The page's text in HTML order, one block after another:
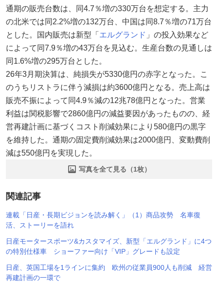
通期の販売台数は、同4.7％増の330万台を想定する。主力
の北米では同2.2%増の132万台、中国は同8.7％増の71万台
とした。国内販売は新型「 エルグランド 」の投入効果など
によって同7.9％増の43万台を見込む。生産台数の見通しは
同1.6%増の295万台とした。
26年3月期決算は、純損失が5330億円の赤字となった。こ
のうちリストラに伴う減損は約3600億円となる。売上高は
販売不振によって同4.9％減の12兆78億円となった。営業
利益は関税影響で2860億円の減益要因があったものの、経
営再建計画に基づくコスト削減効果により580億円の黒字
を維持した。通期の固定費削減効果は2000億円、変動費削
減は550億円を実現した。
写真を全て見る（1枚）
関連記事
連載「日産・長期ビジョンを読み解く」（1）商品攻勢 名車復
活、ストーリーを語れ
日産モータースポーツ&カスタマイズ、新型「エルグランド」に4つ
の特別仕様車 ショーファー向け「VIP」グレードも設定
日産、英国工場を1ラインに集約 欧州の従業員900人も削減 経営
再建計画の一環で